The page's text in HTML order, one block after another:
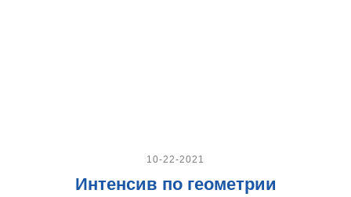
10-22-2021
Интенсив по геометрии